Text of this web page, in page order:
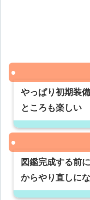
やっぱり初期装
ところも楽しい
図鑑完成する前
からやり直しに